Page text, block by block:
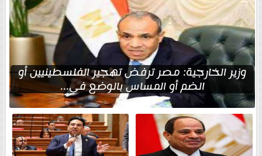
وزير الخارجية: مصر ترفض تهجير الفلسطينيين أو
الضم أو المساس بالوضع في...